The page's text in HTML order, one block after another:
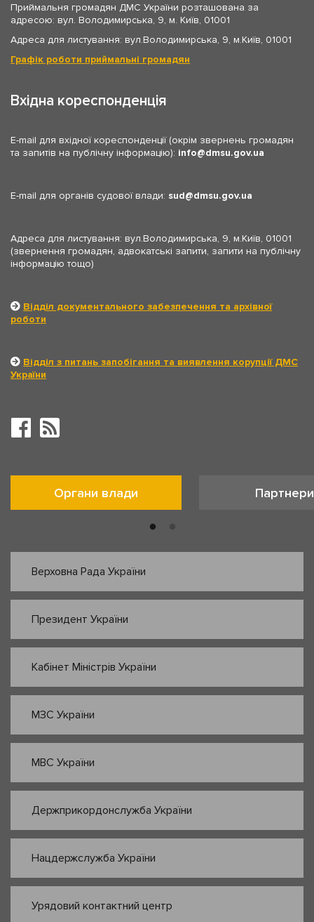
Приймальня громадян ДМС України розташована за
адресою: вул. Володимирська, 9, м. Київ, 01001
Адреса для листування: вул.Володимирська, 9, м.Київ, 01001
Графік роботи приймальні громадян
Вхідна кореспонденція
E-mail для вхідної кореспонденції (окрім звернень громадян
та запитів на публічну інформацію): info dmsu.gov.ua
E-mail для органів судової влади: sud dmsu.gov.ua
Адреса для листування: вул.Володимирська, 9, м.Київ, 01001
(звернення громадян, адвокатські запити, запити на публічну
інформацію тощо)
Відділ документального забезпечення та архівної
роботи
Відділ з питань запобігання та виявлення корупції ДМС
України
Органи влади Партнери
Верховна Рада України
Президент України
Кабінет Міністрів України
МЗС України
МВС України
Держприкордонслужба України
Нацдержслужба України
Урядовий контактний центр